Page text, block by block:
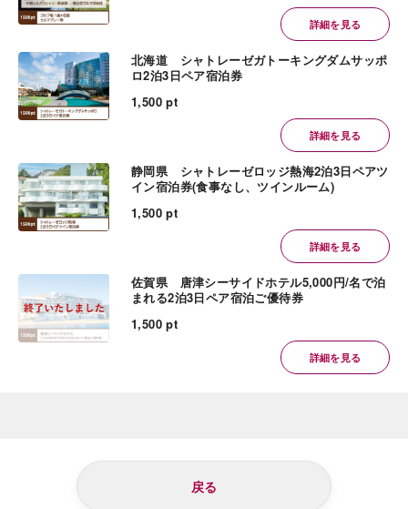
詳細を見る
北海道 シャトレーゼガトーキングダムサッポ
ロ2泊3日ペア宿泊券
1,500 pt
詳細を見る
静岡県 シャトレーゼロッジ熱海2泊3日ペアツ
イン宿泊券(食事なし、ツインルーム)
1,500 pt
詳細を見る
佐賀県 唐津シーサイドホテル5,000円/名で泊
まれる2泊3日ペア宿泊ご優待券
1,500 pt
詳細を見る
戻る